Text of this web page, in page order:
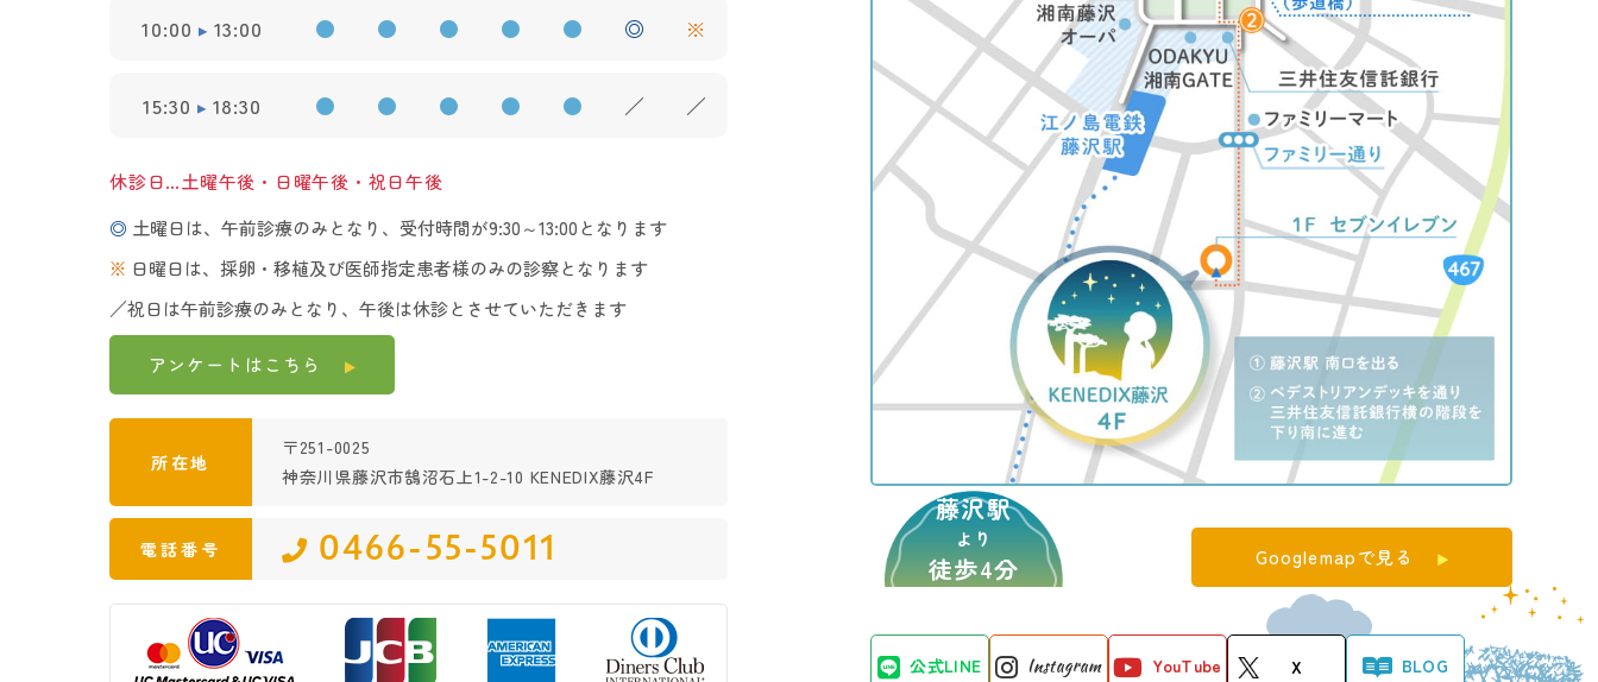
10:00 13:00 ● ● ● ● ● ◎ ※
15:30 18:30 ● ● ● ● ● ／ ／
休診日…土曜午後・日曜午後・祝日午後
◎ 土曜日は、午前診療のみとなり、受付時間が9:30～13:00となります
※ 日曜日は、採卵・移植及び医師指定患者様のみの診察となります
／祝日は午前診療のみとなり、午後は休診とさせていただきます
アンケートは こちら
所在地
〒251-0025
神奈川県藤沢市鵠沼石上1-2-10 KENEDIX藤沢4F
電話番号 0466-55-5011
藤沢駅
より
徒歩4分 Googlemapで見る
公式LINE Instagram YouTube X BLOG